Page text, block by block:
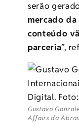
serão
mercado
conteúdo
parceria”,
Gustavo
Affairs da